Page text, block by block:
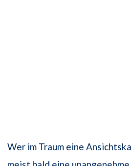
Wer im Traum eine